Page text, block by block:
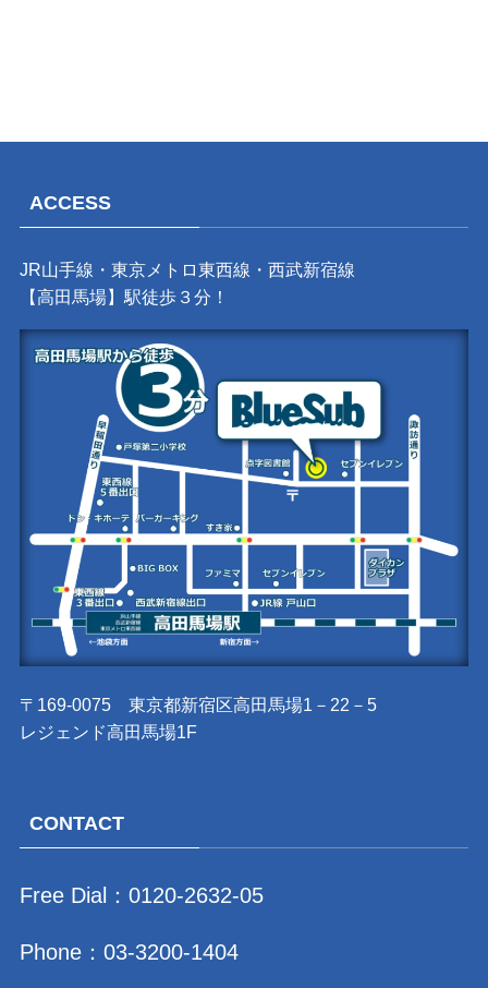
ACCESS
JR山手線・東京メトロ東西線・西武新宿線
【高田馬場】駅徒歩３分！
〒169-0075 東京都新宿区高田馬場1－22－5
レジェンド高田馬場1F
CONTACT
Free Dial： 0120-2632-05
Phone： 03-3200-1404